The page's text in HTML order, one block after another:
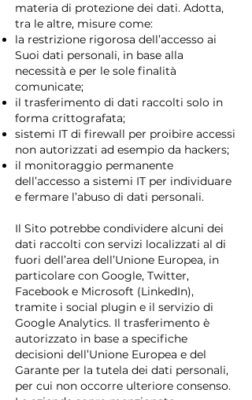
materia di protezione dei dati. Adotta,
tra le altre, misure come:
la restrizione rigorosa dell’accesso ai
Suoi dati personali, in base alla
necessità e per le sole finalità
comunicate;
il trasferimento di dati raccolti solo in
forma crittografata;
sistemi IT di firewall per proibire accessi
non autorizzati ad esempio da hackers;
il monitoraggio permanente
dell’accesso a sistemi IT per individuare
e fermare l’abuso di dati personali.
Il Sito potrebbe condividere alcuni dei
dati raccolti con servizi localizzati al di
fuori dell’area dell’Unione Europea, in
particolare con Google, Twitter,
Facebook e Microsoft (LinkedIn),
tramite i social plugin e il servizio di
Google Analytics. Il trasferimento è
autorizzato in base a specifiche
decisioni dell’Unione Europea e del
Garante per la tutela dei dati personali,
per cui non occorre ulteriore consenso.